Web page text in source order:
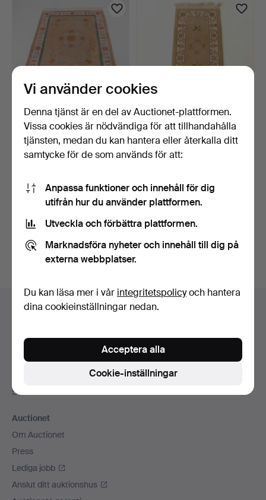
MATTA, 255 x 170 cm, Kina
1900-talets sena…
MATTA, 147 x 60 cm, Kina
1900-talets senar…
1 dag
Bevaka sökning
Du kan också söka i vårt arkiv med avslutade auktioner
Sidfotsnavigation
Hjälp och kontakt
Alla auktionshus
Betalningsalternativ
Sociala medier
Auctionet
Om Auctionet
Press
Lediga jobb
Anslut ditt auktionshus
Vi använder cookies
Denna tjänst är en del av Auctionet-plattformen.
Vissa cookies är nödvändiga för att tillhandahålla
tjänsten, medan du kan hantera eller återkalla ditt
samtycke för de som används för att:
Anpassa funktioner och innehåll för dig
utifrån hur du använder plattformen.
Utveckla och förbättra plattformen.
Marknadsföra nyheter och innehåll till dig på
externa webbplatser.
Du kan läsa mer i vår integritetspolicyoch hantera
dina cookieinställningar nedan.
Cookie-inställningar
Acceptera alla